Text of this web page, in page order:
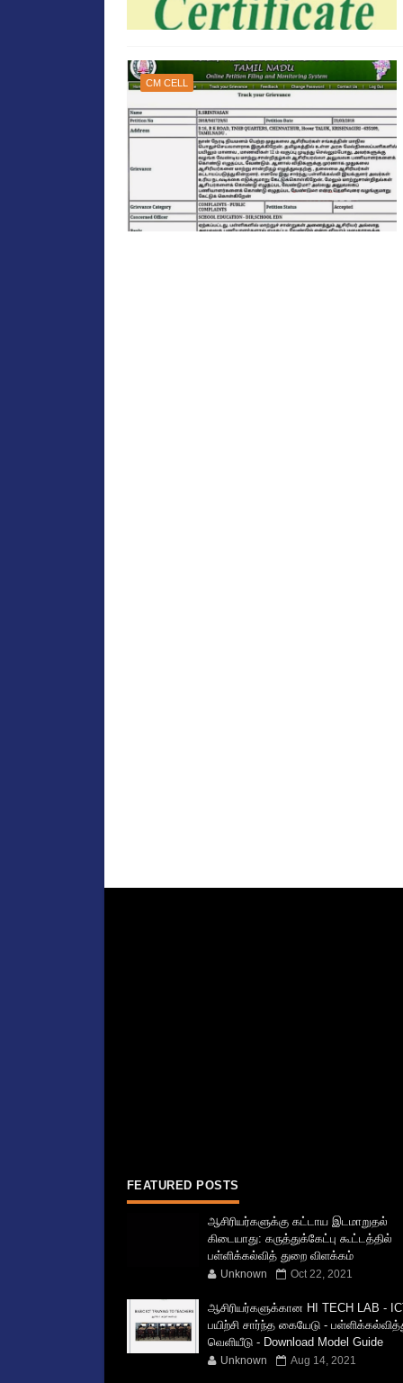
CM CELL
FEATURED POSTS
ஆசிரியர்களுக்கு கட்டாய இடமாறுதல்
கிடையாது: கருத்துக்கேட்பு கூட்டத்தில்
பள்ளிக்கல்வித் துறை விளக்கம்
Unknown Oct 22, 2021
ஆசிரியர்களுக்கான HI TECH LAB -
பயிற்சி சார்ந்த கையேடு -
வெளியீடு - Download Model Guide
Unknown Aug 14, 2021